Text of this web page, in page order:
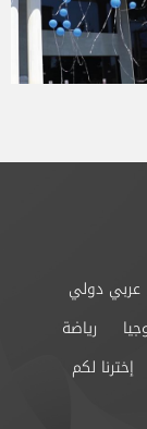
عربي دولي
رياضة
إخترنا لكم